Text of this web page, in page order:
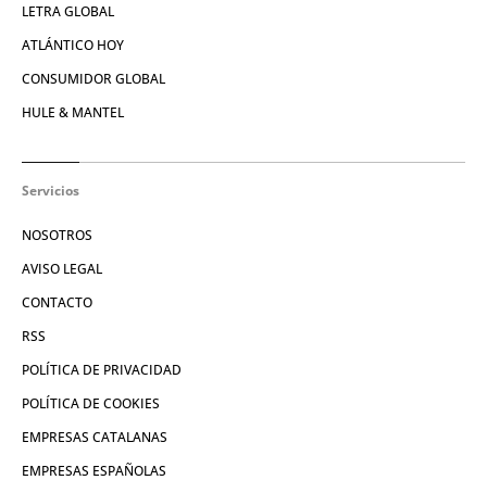
LETRA GLOBAL
ATLÁNTICO HOY
CONSUMIDOR GLOBAL
HULE & MANTEL
Servicios
NOSOTROS
AVISO LEGAL
CONTACTO
RSS
POLÍTICA DE PRIVACIDAD
POLÍTICA DE COOKIES
EMPRESAS CATALANAS
EMPRESAS ESPAÑOLAS